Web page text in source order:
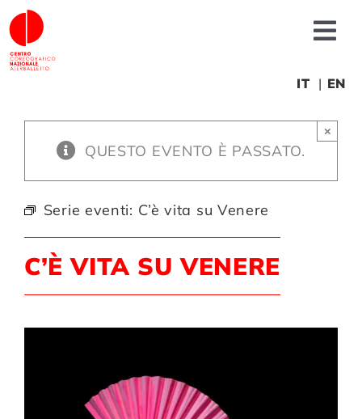
Salta
al
contenuto
Fonderia
Compagnia
IT EN
QUESTO EVENTO È PASSATO.
×
Serie eventi: C’è vita su Venere
C’È VITA SU VENERE